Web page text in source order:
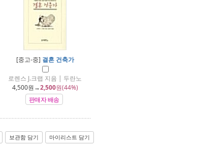
[중고-중] 결혼 건축가
로렌스 J.크랩 지음 | 두란노
4,500원→2,500원(44%)
판매자 배송
보관함 담기 마이리스트 담기